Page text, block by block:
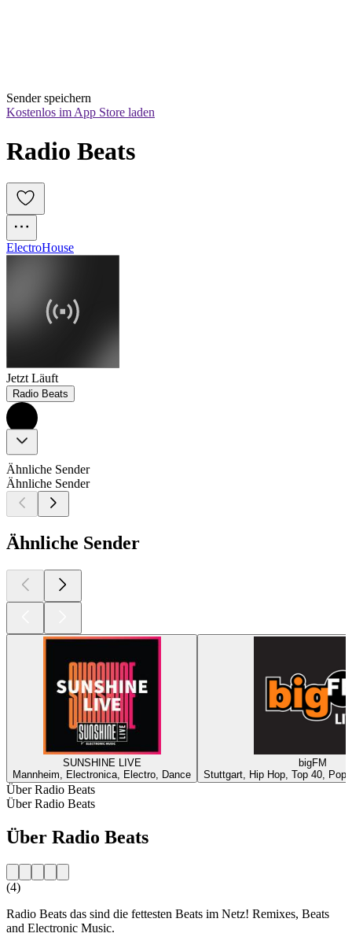
Sender speichern
Kostenlos im App Store laden
Radio Beats
ElectroHouse
Jetzt Läuft
Radio Beats
Ähnliche Sender
Ähnliche Sender
Ähnliche Sender
SUNSHINE LIVE
Mannheim, Electronica, Electro, Dance
bigFM
Stuttgart, Hip Hop, Top 40,
Über Radio Beats
Über Radio Beats
Über Radio Beats
(4)
Radio Beats das sind die fettesten Beats im Netz! Remixes, Beats
and Electronic Music.